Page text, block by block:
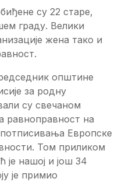
су 22 старе,
граду. Велики
жена тако и
општине
за родну
су свечаном
равноправност на
Европске
Том приликом
је нашој и још 34
је примио